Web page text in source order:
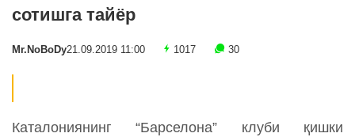
сотишга тайёр
Mr.NoBoDy21.09.2019 11:00 1017 30
Каталониянинг “Барселона” клуби қишки